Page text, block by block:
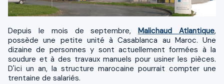
Depuis le mois de septembre,Malichaud Atlantique,
possède une petite unité à Casablanca au Maroc. Une
dizaine de personnes y sont actuellement formées à la
soudure et à des travaux manuels pour usiner les pièces.
D'ici un an, la structure marocaine pourrait compter une
trentaine de salariés.